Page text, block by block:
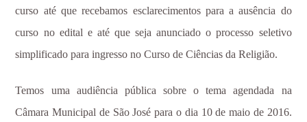
curso até que recebamos esclarecimentos para a ausência do
curso no edital e até que seja anunciado o processo seletivo
simplificado para ingresso no Curso de Ciências da Religião.
Temos uma audiência pública sobre o tema agendada na
Câmara Municipal de São José para o dia 10 de maio de 2016.